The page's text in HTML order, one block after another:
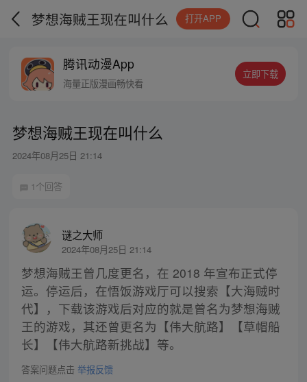
梦想海贼王现在叫什么 打开APP
腾讯动漫App
海量正版漫画畅快看
立即下载
梦想海贼王现在叫什么
2024年08月25日 21:14
1个回答
谜之大师
2024年08月25日 21:14
梦想海贼王曾几度更名，在 2018 年宣布正式停
运。停运后，在悟饭游戏厅可以搜索【大海贼时
代】，下载该游戏后对应的就是曾名为梦想海贼
王的游戏，其还曾更名为【伟大航路】【草帽船
长】【伟大航路新挑战】等。
答案问题点击 举报反馈